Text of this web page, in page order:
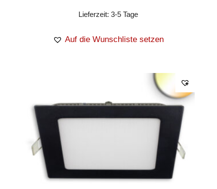
Lieferzeit:3-5 Tage
Auf die Wunschliste setzen